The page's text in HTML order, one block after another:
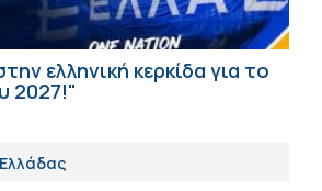
ελληνική κερκίδα για το
2027!"